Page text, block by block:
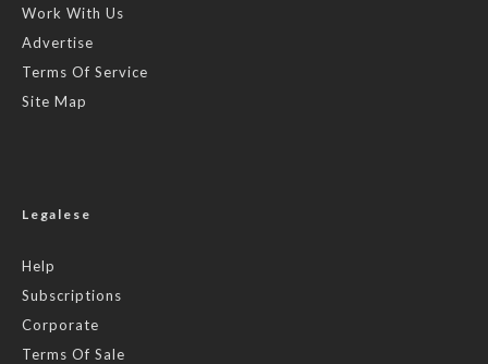
Work With Us
Advertise
Terms Of Service
Site Map
Legalese
Help
Subscriptions
Corporate
Terms Of Sale